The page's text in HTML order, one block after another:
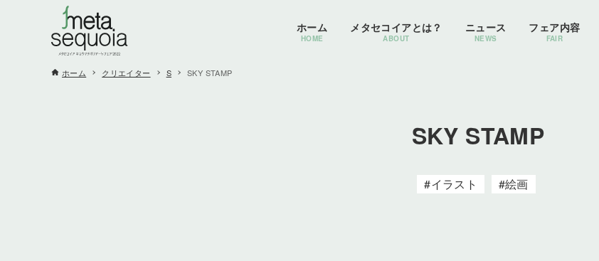
ホーム
HOME
メタセコイアとは？
ABOUT
ニュース
NEWS
フェア内容
FAIR
ホーム クリエイター S SKY STAMP
SKY STAMP
イラスト 絵画